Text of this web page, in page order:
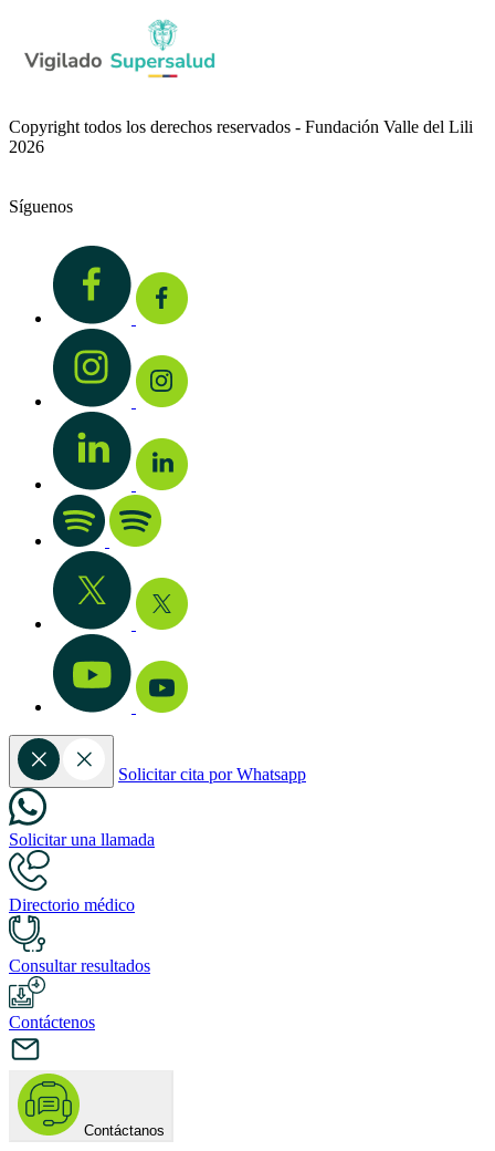
Copyright todos los derechos reservados - Fundación Valle del Lili
2026
Síguenos
Solicitar cita por Whatsapp
Solicitar una llamada
Directorio médico
Consultar resultados
Contáctenos
Contáctanos